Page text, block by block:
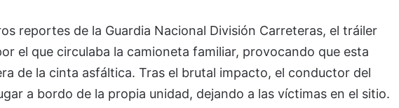
reportes de la Guardia Nacional División Carreteras, el tráiler
el que circulaba la camioneta familiar, provocando que esta
de la cinta asfáltica. Tras el brutal impacto, el conductor del
a bordo de la propia unidad, dejando a las víctimas en el sitio.